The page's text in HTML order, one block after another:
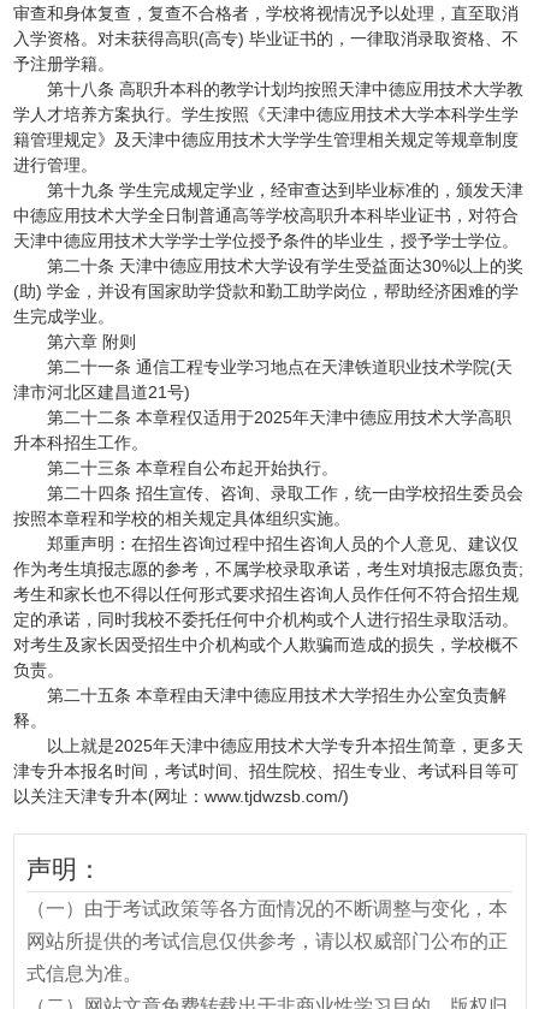
审查和身体复查，复查不合格者，学校将视情况予以处理，直至取消
入学资格。对未获得高职(高专) 毕业证书的，一律取消录取资格、不
予注册学籍。
第十八条 高职升本科的教学计划均按照天津中德应用技术大学教
学人才培养方案执行。学生按照《天津中德应用技术大学本科学生学
籍管理规定》及天津中德应用技术大学学生管理相关规定等规章制度
进行管理。
第十九条 学生完成规定学业，经审查达到毕业标准的，颁发天津
中德应用技术大学全日制普通高等学校高职升本科毕业证书，对符合
天津中德应用技术大学学士学位授予条件的毕业生，授予学士学位。
第二十条 天津中德应用技术大学设有学生受益面达30%以上的奖
(助) 学金，并设有国家助学贷款和勤工助学岗位，帮助经济困难的学
生完成学业。
第六章 附则
第二十一条 通信工程专业学习地点在天津铁道职业技术学院(天
津市河北区建昌道21号)
第二十二条 本章程仅适用于2025年天津中德应用技术大学高职
升本科招生工作。
第二十三条 本章程自公布起开始执行。
第二十四条 招生宣传、咨询、录取工作，统一由学校招生委员会
按照本章程和学校的相关规定具体组织实施。
郑重声明：在招生咨询过程中招生咨询人员的个人意见、建议仅
作为考生填报志愿的参考，不属学校录取承诺，考生对填报志愿负责;
考生和家长也不得以任何形式要求招生咨询人员作任何不符合招生规
定的承诺，同时我校不委托任何中介机构或个人进行招生录取活动。
对考生及家长因受招生中介机构或个人欺骗而造成的损失，学校概不
负责。
第二十五条 本章程由天津中德应用技术大学招生办公室负责解
释。
以上就是2025年天津中德应用技术大学专升本招生简章，更多天
津专升本报名时间，考试时间、招生院校、招生专业、考试科目等可
以关注天津专升本(网址：www.tjdwzsb.com/)
声明：
（一）由于考试政策等各方面情况的不断调整与变化，本
网站所提供的考试信息仅供参考，请以权威部门公布的正
式信息为准。